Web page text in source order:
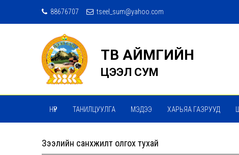
88676707 tseel_sum@yahoo.com
ТӨВ АЙМГИЙН
ЦЭЭЛ СУМ
НҮҮР ТАНИЛЦУУЛГА МЭДЭЭ ХАРЬЯА ГАЗРУУД
Зээлийн санхүүжилт олгох тухай